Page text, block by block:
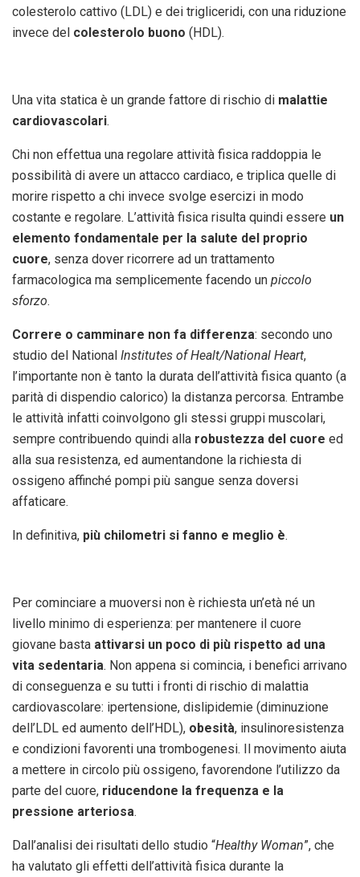
colesterolo cattivo (LDL) e dei trigliceridi, con una riduzione
invece del colesterolo buono (HDL).
Una vita statica è un grande fattore di rischio di malattie
cardiovascolari.
Chi non effettua una regolare attività fisica raddoppia le
possibilità di avere un attacco cardiaco, e triplica quelle di
morire rispetto a chi invece svolge esercizi in modo
costante e regolare. L’attività fisica risulta quindi essere un
elemento fondamentale per la salute del proprio
cuore, senza dover ricorrere ad un trattamento
farmacologica ma semplicemente facendo un piccolo
sforzo.
Correre o camminare non fa differenza: secondo uno
studio del National Institutes of Healt/National Heart,
l’importante non è tanto la durata dell’attività fisica quanto (a
parità di dispendio calorico) la distanza percorsa. Entrambe
le attività infatti coinvolgono gli stessi gruppi muscolari,
sempre contribuendo quindi alla robustezza del cuore ed
alla sua resistenza, ed aumentandone la richiesta di
ossigeno affinché pompi più sangue senza doversi
affaticare.
In definitiva, più chilometri si fanno e meglio è.
Per cominciare a muoversi non è richiesta un’età né un
livello minimo di esperienza: per mantenere il cuore
giovane basta attivarsi un poco di più rispetto ad una
vita sedentaria. Non appena si comincia, i benefici arrivano
di conseguenza e su tutti i fronti di rischio di malattia
cardiovascolare: ipertensione, dislipidemie (diminuzione
dell’LDL ed aumento dell’HDL), obesità, insulinoresistenza
e condizioni favorenti una trombogenesi. Il movimento aiuta
a mettere in circolo più ossigeno, favorendone l’utilizzo da
parte del cuore, riducendone la frequenza e la
pressione arteriosa.
Dall’analisi dei risultati dello studio “Healthy Woman”, che
ha valutato gli effetti dell’attività fisica durante la